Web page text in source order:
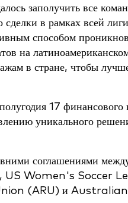
заполучить все
в рамках всей
способом
на
в стране, чтобы
полугодия 17
уникального
соглашениями
Women's Soccer
(ARU) и